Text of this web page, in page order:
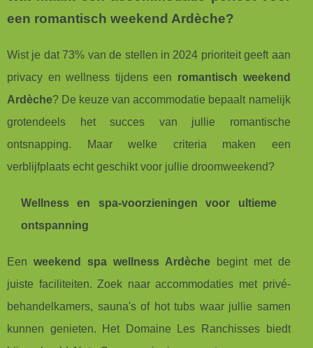
een romantisch weekend Ardèche?
Wist je dat 73% van de stellen in 2024 prioriteit geeft aan
privacy en wellness tijdens een romantisch weekend
Ardèche? De keuze van accommodatie bepaalt namelijk
grotendeels het succes van jullie romantische
ontsnapping. Maar welke criteria maken een
verblijfplaats echt geschikt voor jullie droomweekend?
Wellness en spa-voorzieningen voor ultieme
ontspanning
Een weekend spa wellness Ardèchebegint met de
juiste faciliteiten. Zoek naar accommodaties met privé-
behandelkamers, sauna's of hot tubs waar jullie samen
kunnen genieten. Het Domaine Les Ranchisses biedt